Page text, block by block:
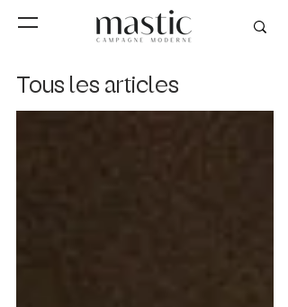
Tous les articles